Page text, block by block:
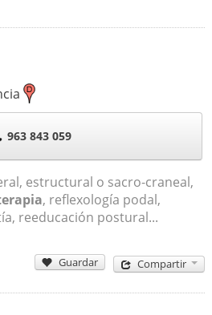
963 843 059
estructural o sacro-craneal,
, reflexología podal,
reeducación postural...
Guardar Compartir